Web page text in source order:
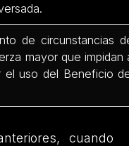
de circunstancias
mayor que impidan
el uso del Beneficio
cuando